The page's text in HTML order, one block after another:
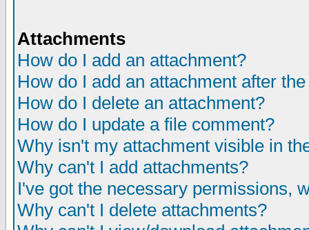
Attachments
How do I add an attachment?
How do I add an attachment after
How do I delete an attachment?
How do I update a file comment?
Why isn't my attachment visible in
Why can't I add attachments?
I've got the necessary permissions,
Why can't I delete attachments?